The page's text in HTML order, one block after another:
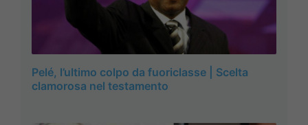
Pelé, l’ultimo colpo da fuoriclasse | Scelta
clamorosa nel testamento